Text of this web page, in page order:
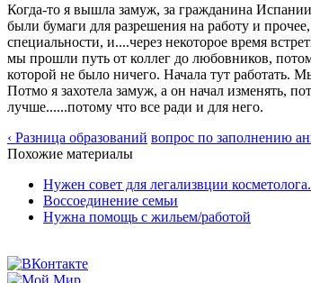
Когда-то я вышла замуж, за гражданина
были бумаги для разрешения на работу и
специальности, и....через некоторое время
мы прошли путь от коллег до любовников, потом
которой не было ничего. Начала тут работать.
Потмо я захотела замуж, а он начал изменять,
лучше......потому что все ради и для него.
‹ Разница образований вопрос по заполнению
Похожие материалы
Нужен совет для легализвции косметолога.
Воссоединение семьи
Нужна помощь с жильем/работой